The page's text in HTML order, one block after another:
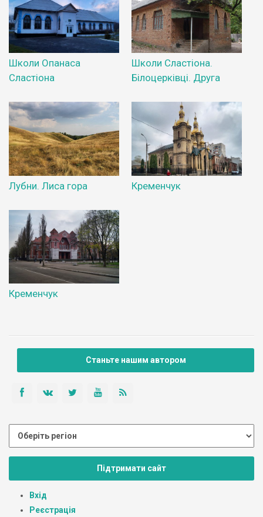
Школи Опанаса
Сластіона
Школи Сластіона.
Білоцерківці. Друга
Лубни. Лиса гора Кременчук
Кременчук
Станьте нашим автором
Підтримати сайт
Вхід
Реєстрація